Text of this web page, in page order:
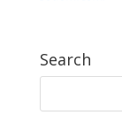
Search